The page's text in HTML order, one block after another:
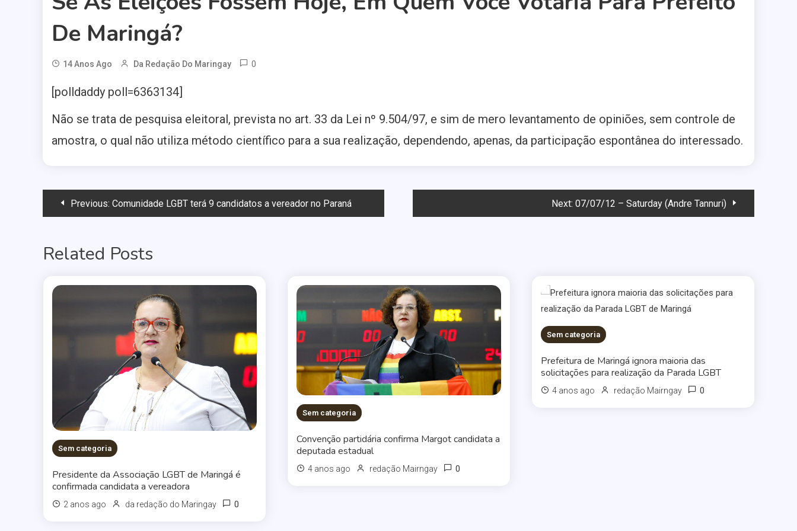
De Maringá?
14 Anos Ago Da Redação Do Maringay 0
[polldaddy poll=6363134]
Não se trata de pesquisa eleitoral, prevista no art. 33 da Lei nº 9.504/97, e sim de mero levantamento de opiniões, sem controle de
amostra, o qual não utiliza método científico para a sua realização, dependendo, apenas, da participação espontânea do interessado.
Navegação
Post
Previous: Comunidade LGBT terá 9 candidatos a vereador no Paraná Next: 07/07/12 – Saturday (Andre Tannuri)
Related Posts
Sem categoria
Presidente da Associação LGBT de Maringá é
confirmada candidata a vereadora
2 anos ago da redação do Maringay 0
Sem categoria
Convenção partidária confirma Margot candidata a
deputada estadual
4 anos ago redação Mairngay 0
Sem categoria
Prefeitura de Maringá ignora maioria das
solicitações para realização da Parada LGBT
4 anos ago redação Mairngay 0